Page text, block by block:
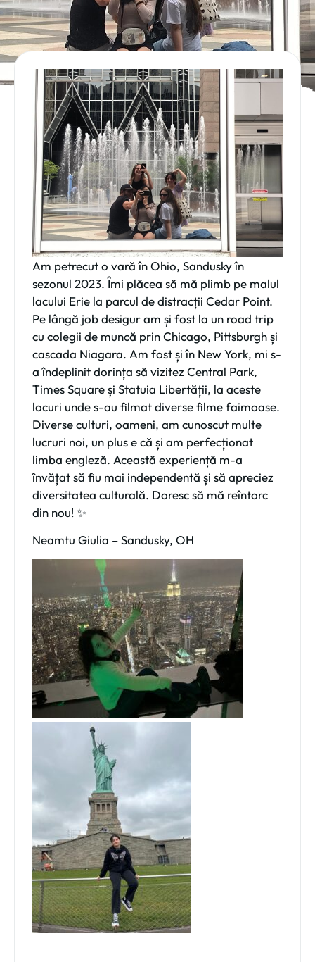
Am petrecut o vară în Ohio, Sandusky în
sezonul 2023. Îmi plăcea să mă plimb pe malul
lacului Erie la parcul de distracții Cedar Point.
Pe lângă job desigur am și fost la un road trip
cu colegii de muncă prin Chicago, Pittsburgh și
cascada Niagara. Am fost și în New York, mi s-
a îndeplinit dorința să vizitez Central Park,
Times Square și Statuia Libertății, la aceste
locuri unde s-au filmat diverse filme faimoase.
Diverse culturi, oameni, am cunoscut multe
lucruri noi, un plus e că și am perfecționat
limba engleză. Această experiență m-a
învățat să fiu mai independentă și să apreciez
diversitatea culturală. Doresc să mă reîntorc
din nou! ✨️
Neamtu Giulia –Sandusky, OH